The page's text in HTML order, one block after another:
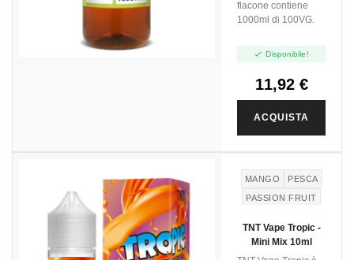
flacone contiene
1000ml di 100VG.
 Disponibile!
11,92 €
ACQUISTA
MANGO
PESCA
PASSION FRUIT
TNT Vape Tropic -
Mini Mix 10ml